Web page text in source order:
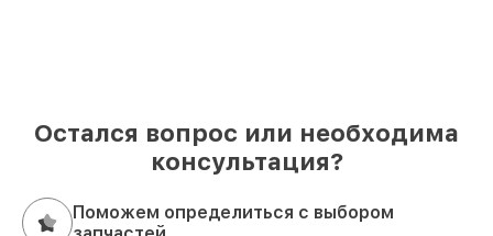
Остался вопрос или необходима
консультация?
Поможем определиться с выбором